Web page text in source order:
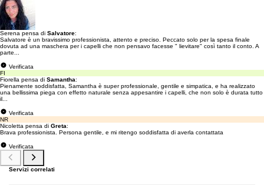
Serena pensa di Salvatore:
Salvatore è un bravissimo professionista, attento e preciso. Peccato solo per la spesa finale
dovuta ad una maschera per i capelli che non pensavo facesse " lievitare" così tanto il conto. A
parte...
Verificata
FI
Fiorella pensa di Samantha:
Pienamente soddisfatta, Samantha è super professionale, gentile e simpatica, e ha realizzato
una bellissima piega con effetto naturale senza appesantire i capelli, che non solo è durata tutto
il...
Verificata
NR
Nicoletta pensa di Greta:
Brava professionista. Persona gentile, e mi ritengo soddisfatta di averla contattata
Verificata
Servizi correlati